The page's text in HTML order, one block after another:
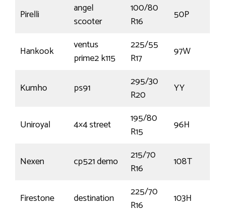
Pirelli
angel
scooter
100/80
R16
50P
Hankook
ventus
prime2 k115
225/55
R17
97W
Kumho ps91
295/30
R20
YY
Uniroyal 4×4 street
195/80
R15
96H
Nexen cp521 demo
215/70
R16
108T
Firestone destination
225/70
R16
103H